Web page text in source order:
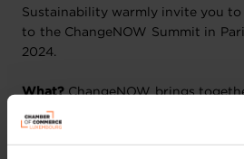
Sustainability warmly invite you
to the ChangeNOW Summit in
2024.
What?ChangeNOW brings
solutions and impactful
planet’s biggest challenges.